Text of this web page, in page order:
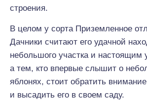
строения.
В целом у сорта Приземленное
Дачники считают его удачной
небольшого участка и
а тем, кто впервые слышит о
яблонях, стоит обратить
и высадить его в своем саду.